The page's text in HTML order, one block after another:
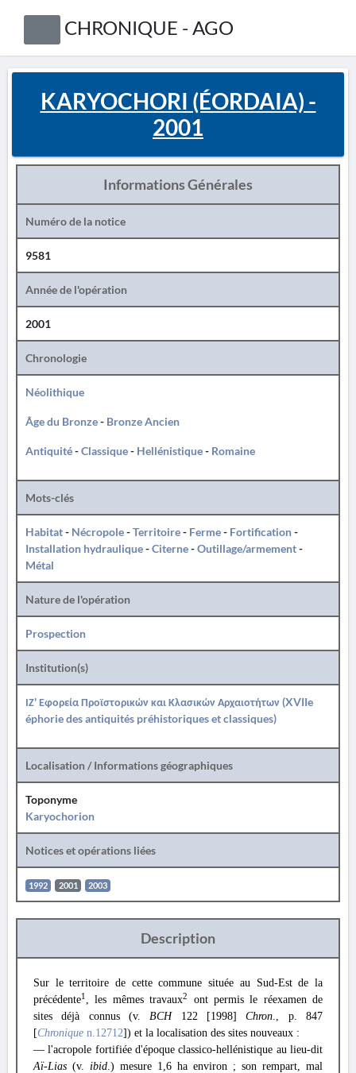
CHRONIQUE - AGO
KARYOCHORI (ÉORDAIA) -
2001
Informations Générales
Numéro de la notice
9581
Année de l'opération
2001
Chronologie
Néolithique
Âge du Bronze- Bronze Ancien
Antiquité-Classique- Hellénistique- Romaine
Mots-clés
Habitat- Nécropole-Territoire- Ferme- Fortification-
Installation hydraulique-Citerne-Outillage/armement-
Métal
Nature de l'opération
Prospection
Institution(s)
ΙΖ' Εφορεία Προϊστορικών και Κλασικών Αρχαιοτήτων (XVIIe
éphorie des antiquités préhistoriques et classiques)
Localisation / Informations géographiques
Toponyme
Karyochorion
Notices et opérations liées
1992 2001 2003
Description
Sur le territoire de cette commune située au Sud-Est de la
précédente1 , les mêmes travaux2
ont permis le réexamen de
sites déjà connus (v.BCH 122 [1998]Chron., p. 847
[Chronique n.12712]) et la localisation des sites nouveaux :
— l'acropole fortifiée d'époque classico-hellénistique au lieu-dit
Aï-Lias (v. ibid.) mesure 1,6 ha environ ; son rempart, mal